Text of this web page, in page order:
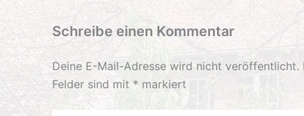
Schreibe einen Kommentar
Deine E-Mail-Adresse wird nicht veröffentlicht.
Felder sind mit * markiert